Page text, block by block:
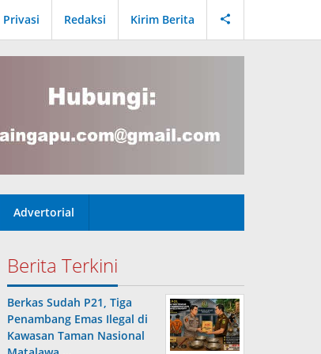
Redaksi Kirim Berita
Advertorial
Berita Terkini
Berkas Sudah P21, Tiga
Penambang Emas Ilegal di
Kawasan Taman Nasional